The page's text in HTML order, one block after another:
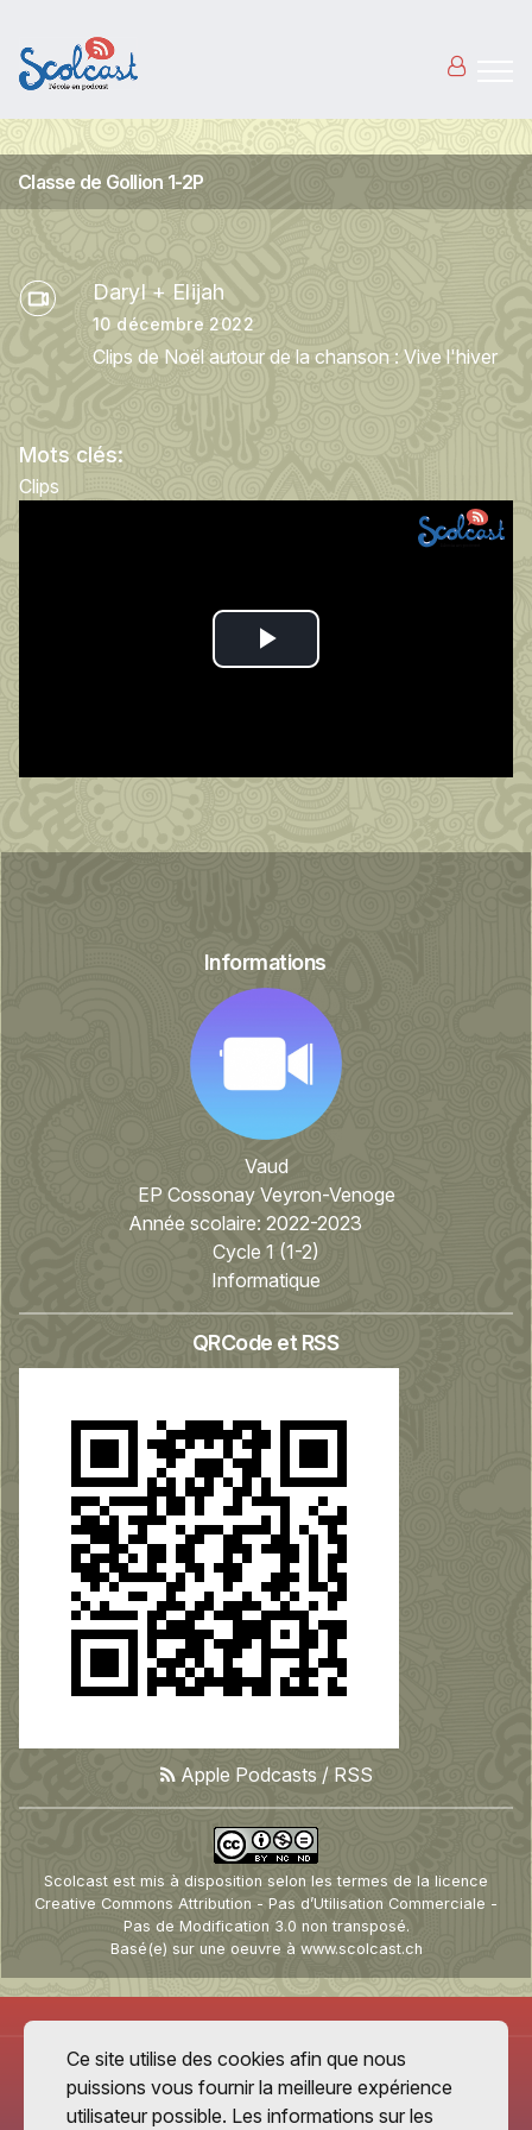
Classe de Gollion 1-2P
Daryl + Elijah
10 décembre 2022
Clips de Noël autour de la chanson : Vive l'hiver
Mots clés:
Clips
Play
Informations
Vaud
EP Cossonay Veyron-Venoge
Année scolaire: 2022-2023
Cycle 1 (1-2)
Informatique
QRCode et RSS
Apple Podcasts / RSS
Scolcast est mis à disposition selon les termes de la licence
Creative Commons Attribution - Pas d’Utilisation Commerciale -
Pas de Modification 3.0 non transposé.
Basé(e) sur une oeuvre à www.scolcast.ch
Ce site utilise des cookies afin que nous
puissions vous fournir la meilleure expérience
utilisateur possible. Les informations sur les